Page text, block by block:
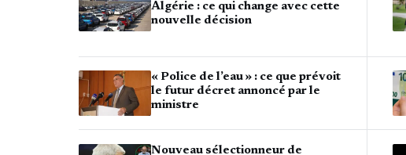
Algérie : ce qui change avec cette
nouvelle décision
« Police de l’eau » : ce que prévoit
le futur décret annoncé par le
ministre
Nouveau sélectionneur de